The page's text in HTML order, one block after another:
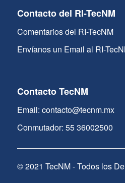
Contacto del RI-TecNM
Comentarios del RI-TecNM
Envíanos un Email al RI-
Contacto TecNM
Email: contacto@tecnm.mx
Conmutador: 55 36002500
© 2021 TecNM - Todos los